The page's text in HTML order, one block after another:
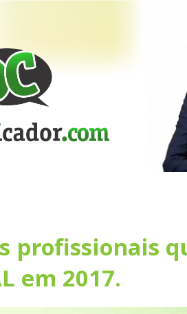
profissionais
em 2017.